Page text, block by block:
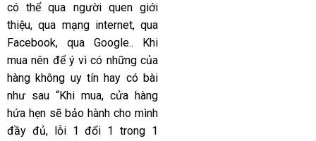
có thể qua người quen giới
thiệu, qua mạng internet, qua
Facebook, qua Google.. Khi
mua nên để ý vì có những của
hàng không uy tín hay có bài
như sau “Khi mua, cửa hàng
hứa hẹn sẽ bảo hành cho mình
đầy đủ, lỗi 1 đổi 1 trong 1